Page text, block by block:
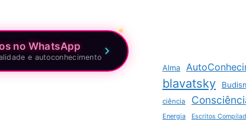
no WhatsApp
e autoconhecimento
Alma
blavatsky
ciência
Energia Escritos